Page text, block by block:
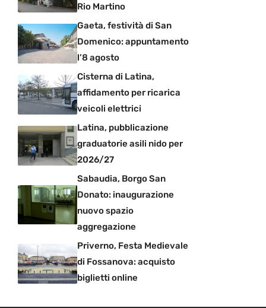
Rio Martino
Gaeta, festività di San
Domenico: appuntamento
l’8 agosto
Cisterna di Latina,
affidamento per ricarica
veicoli elettrici
Latina, pubblicazione
graduatorie asili nido per
2026/27
Sabaudia, Borgo San
Donato: inaugurazione
nuovo spazio
aggregazione
Priverno, Festa Medievale
di Fossanova: acquisto
biglietti online